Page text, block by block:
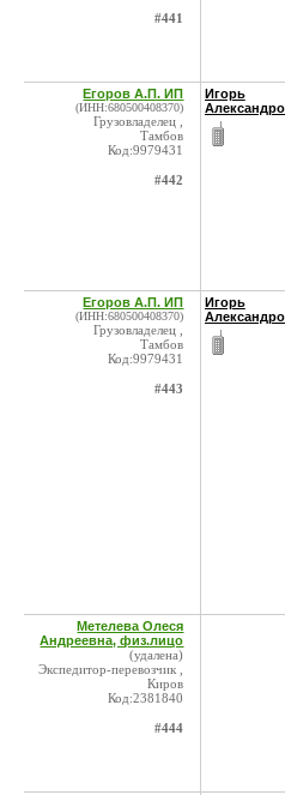
#441
Егоров А.П. ИП
(ИНН:680500408370)
Грузовладелец ,
Тамбов
Код:9979431
#442
Игорь
Егоров А.П. ИП
(ИНН:680500408370)
Грузовладелец ,
Тамбов
Код:9979431
#443
Игорь
Метелева Олеся
Андреевна, физ.лицо
(удалена)
Экспедитор-перевозчик ,
Киров
Код:2381840
#444